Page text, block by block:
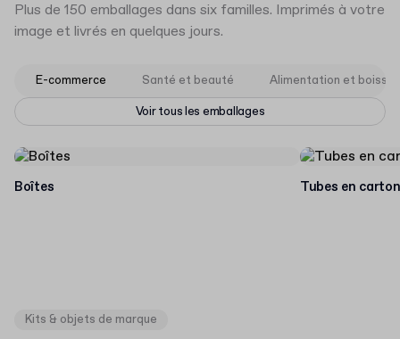
Plus de 150 emballages dans six familles. Imprimés à votre
image et livrés en quelques jours.
E-commerce Santé et beauté Alimentation et
Voir tous les emballages
Boîtes Tubes en carton
Kits & objets de marque